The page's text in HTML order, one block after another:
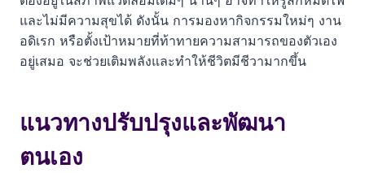
และไม่มีความสุขได้ ดังนั้น การมองหากิจกรรมใหม่ๆ งาน
อดิเรก หรือตั้งเป้าหมายที่ท้าทายความสามารถของตัวเอง
อยู่เสมอ จะช่วยเติมพลังและทำให้ชีวิตมีชีวามากขึ้น
แนวทางปรับปรุงและพัฒนา
ตนเอง